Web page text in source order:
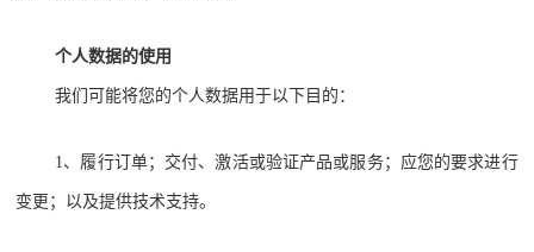
个人数据的使用
我们可能将您的个人数据用于以下目的：
1、履行订单；交付、激活或验证产品或服务；应您的要求进行
变更；以及提供技术支持。